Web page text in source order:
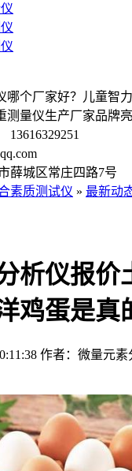
哪个厂家好？儿童智
测量仪生产厂家品牌
13616329251
薛城区常庄四路7号
素质测试仪 » 最新动
析仪报价
鸡蛋是真
作者：微量元素